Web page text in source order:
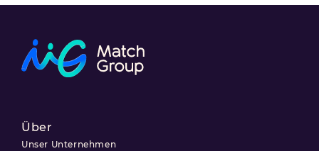
Über
Unser Unternehmen